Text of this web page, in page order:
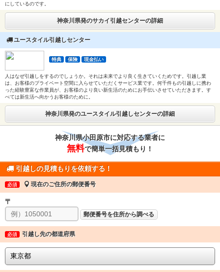
にしているのです。
神奈川県発のサカイ引越センターの詳細
ユースタイル引越しセンター
特典 保険 現金払い
人はなぜ引越しをするのでしょうか。それは未来でより良く生きていくためです。引越し業
は、お客様のプライベート空間に入らせていただくサービス業です。何千件もの引越しに携わ
った経験豊富な作業員が、お客様のより良い新生活のためにお手伝いさせていただきます。す
べては新生活へ向かうお客様のために。
神奈川県発のユースタイル引越しセンターの詳細
神奈川県小田原市に対応する業者に
無料で簡単一括見積もり！
引越しの見積もりを依頼する！
必須 現在のご住所の郵便番号
〒
郵便番号を住所から調べる
必須 引越し先の都道府県